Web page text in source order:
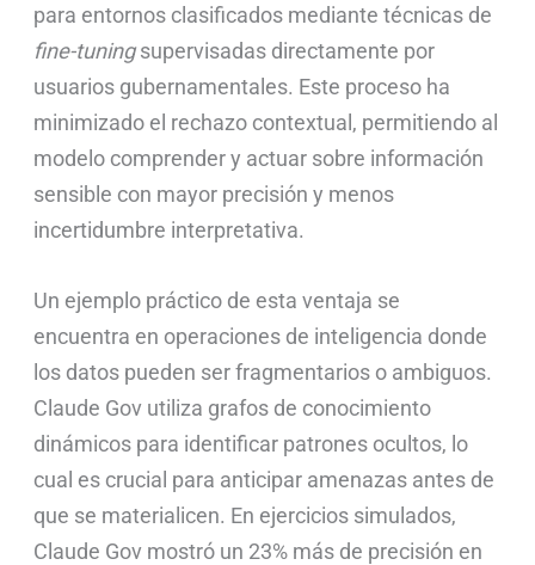
para entornos clasificados mediante técnicas de
fine-tuningsupervisadas directamente por
usuarios gubernamentales. Este proceso ha
minimizado el rechazo contextual, permitiendo al
modelo comprender y actuar sobre información
sensible con mayor precisión y menos
incertidumbre interpretativa.
Un ejemplo práctico de esta ventaja se
encuentra en operaciones de inteligencia donde
los datos pueden ser fragmentarios o ambiguos.
Claude Gov utiliza grafos de conocimiento
dinámicos para identificar patrones ocultos, lo
cual es crucial para anticipar amenazas antes de
que se materialicen. En ejercicios simulados,
Claude Gov mostró un 23% más de precisión en